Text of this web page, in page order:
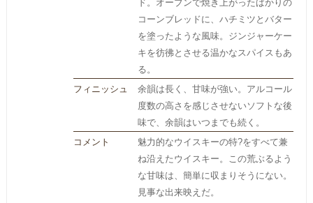
ド。オーブンで焼き上がったばかりの
コーンブレッドに、ハチミツとバター
を塗ったような風味。ジンジャーケー
キを彷彿とさせる温かなスパイスもあ
る。
フィニッシュ
余韻は長く、甘味が強い。アルコール
度数の高さを感じさせないソフトな後
味で、余韻はいつまでも続く。
コメント
魅力的なウイスキーの特?をすべて兼
ね沿えたウイスキー。この荒ぶるよう
な甘味は、簡単に収まりそうにない。
見事な出来映えだ。